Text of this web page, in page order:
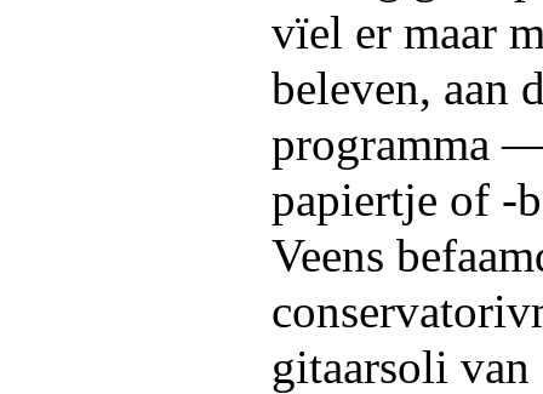
vïel er maar
beleven, aan
programma
papiertje of -
Veens
gitaarsoli